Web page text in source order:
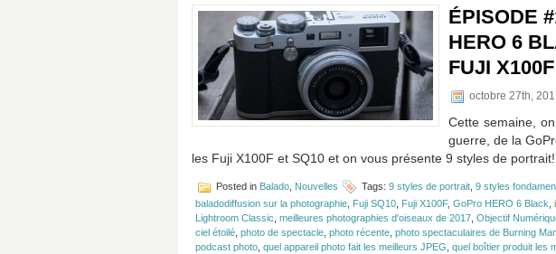
ÉPISODE
HERO 6
FUJI
octobre 27th,
Cette semaine,
guerre, de la
les Fuji X100F et SQ10 et on vous présente 9 styles de portrait!
Posted in Balado Nouvelles Tags: 9 styles de portrait 9 styles
baladodiffusion sur la photographie Fuji SQ10 Fuji X100F, GoPro HERO 6 Black
Lightroom Classic meilleures photographies d'oiseaux de 2017 Objectif
ciel étoilé photo de spectacle photo récente photo spectaculaires de Burning
podcast photo quel appareil photo fait les meilleurs JPEG quel boîtier produit les